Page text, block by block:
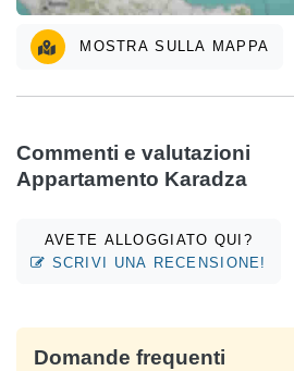
MOSTRA SULLA MAPPA
Commenti e valutazioni
Appartamento Karadza
AVETE ALLOGGIATO QUI?
SCRIVI UNA RECENSIONE!
Domande frequenti